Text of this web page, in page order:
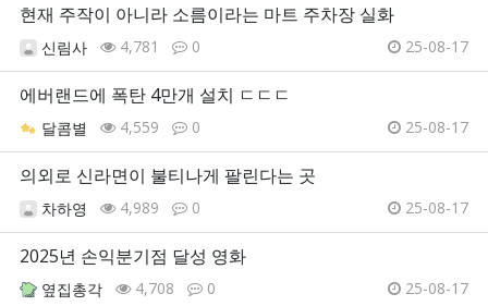
현재 주작이 아니라 소름이라는 마트 주차장 실화
신림사 4,781 0 25-08-17
에버랜드에 폭탄 4만개 설치 ㄷㄷㄷ
달콤별 4,559 0 25-08-17
의외로 신라면이 불티나게 팔린다는 곳
차하영 4,989 0 25-08-17
2025년 손익분기점 달성 영화
옆집총각 4,708 0 25-08-17